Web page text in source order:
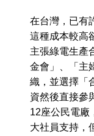
在台灣，已有
這種成本較高
主張綠電生產
金會」、「主
織，並選擇「
資然後直接參
12座公民電廠
大社員支持，